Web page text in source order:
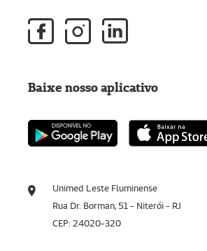
Unimed Leste Fluminense
Rua Dr. Borman, 51 - Niterói - RJ
CEP: 24020-320
Baixe nosso aplicativo